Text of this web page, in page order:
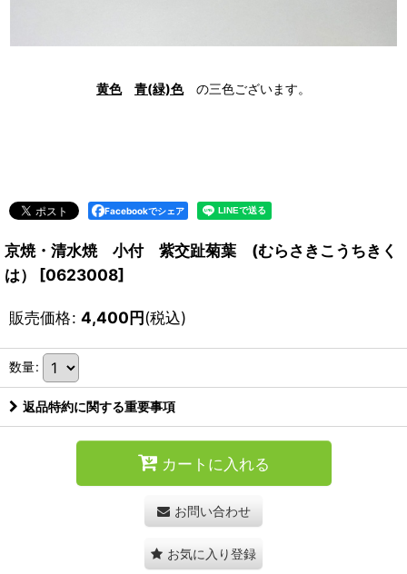
黄色 青(緑)色の三色ございます。
Facebookでシェア
京焼・清水焼 小付 紫交趾菊葉 (むらさきこうちきく
は）
[0623008]
販売価格: 4,400円(税込)
数量:
返品特約に関する重要事項
カートに入れる
お問い合わせ
お気に入り登録